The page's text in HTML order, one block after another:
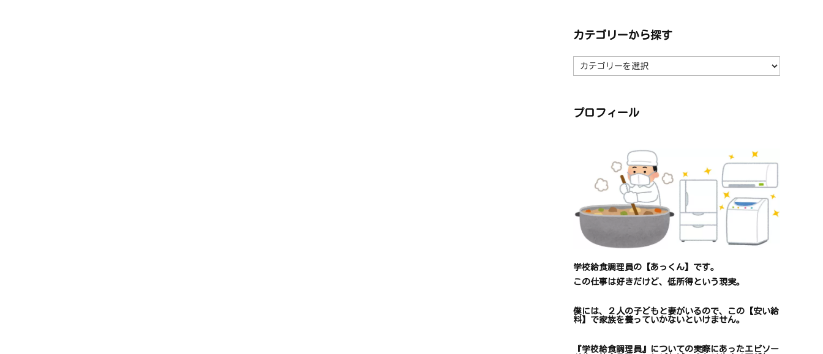
カテゴリーから探す
テ
ゴ
ら
探
プロフィール
学校給食調理員の【あっくん】です。
この仕事は好きだけど、 低所得という現実。
僕には、２人の子どもと妻がいるので、
この【安い給
料】で家族を養っていかないといけません。
『学校給食調理員』についての実際にあったエピソー